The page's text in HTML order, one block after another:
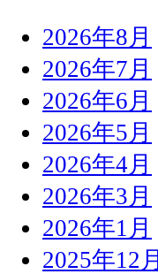
2026年8月
2026年7月
2026年6月
2026年5月
2026年4月
2026年3月
2026年1月
2025年12月